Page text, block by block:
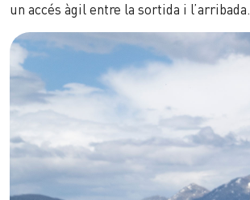
un accés àgil entre la sortida i l’arribada.